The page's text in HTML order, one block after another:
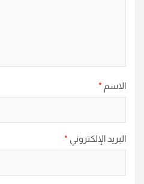
الاسم *
البريد الإلكتروني *